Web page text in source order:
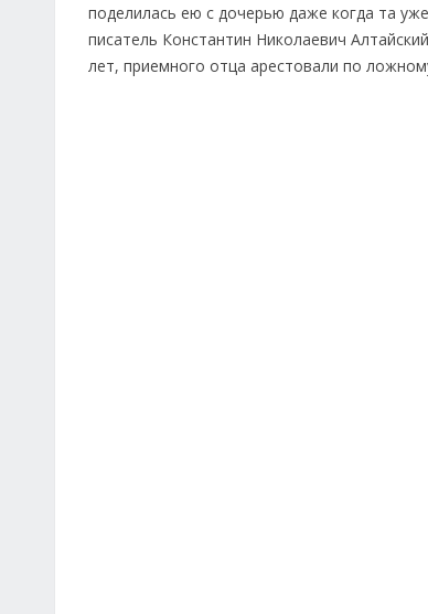
поделилась ею с дочерью даже когда та
писатель Константин Николаевич
лет, приемного отца арестовали по